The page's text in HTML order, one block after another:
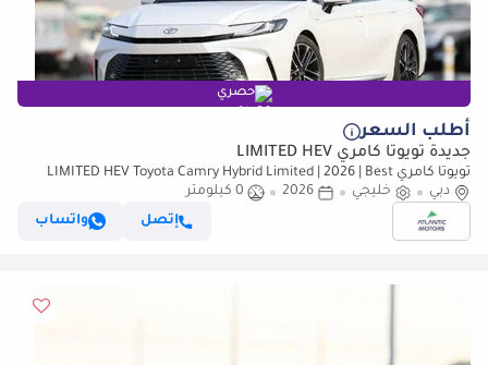
حصري
أطلب السعر
جديدة تويوتا كامري LIMITED HEV
تويوتا كامري LIMITED HEV Toyota Camry Hybrid Limited | 2026 | Best
Export Price (للتصدير فقط)
دبي خليجي 2026
0 كيلومتر
إتصل
واتساب